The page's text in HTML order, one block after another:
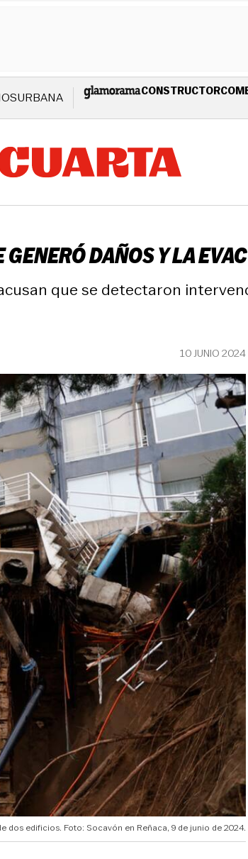
URBANA CONSTRUCTOR
DAÑOS Y LA
que se detectaron
10 JUNIO 2024
dos edificios. Foto: Socavón en Reñaca, 9 de junio de 2024.